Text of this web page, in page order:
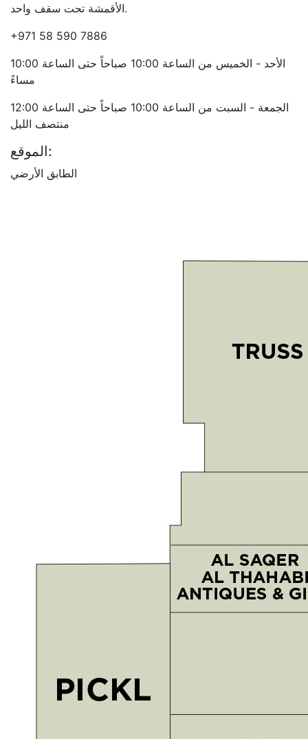
الأقمشة تحت سقف واحد.
+971 58 590 7886
الأحد - الخميس من الساعة 10:00 صباحاً حتى الساعة 10:00
مساءً
الجمعة - السبت من الساعة 10:00 صباحاً حتى الساعة 12:00
منتصف الليل
الموقع:
الطابق الأرضي